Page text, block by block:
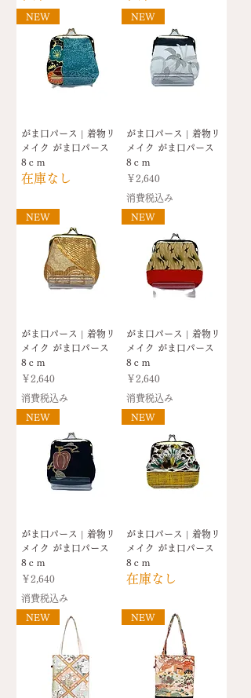
NEW
がま口パース | 着物リ
メイク がま口パース
8ｃｍ
在庫なし
NEW
がま口パース | 着物リ
メイク がま口パース
8ｃｍ
価格
￥2,640
消費税込み
NEW
がま口パース | 着物リ
メイク がま口パース
8ｃｍ
価格
￥2,640
消費税込み
NEW
がま口パース | 着物リ
メイク がま口パース
8ｃｍ
価格
￥2,640
消費税込み
NEW
がま口パース | 着物リ
メイク がま口パース
8ｃｍ
価格
￥2,640
消費税込み
NEW
がま口パース | 着物リ
メイク がま口パース
8ｃｍ
在庫なし
NEW NEW